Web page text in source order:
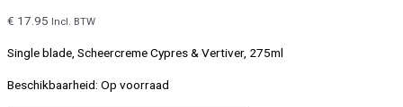
€ 17.95 Incl. BTW
Single blade, Scheercreme Cypres & Vertiver, 275ml
Beschikbaarheid: Op voorraad